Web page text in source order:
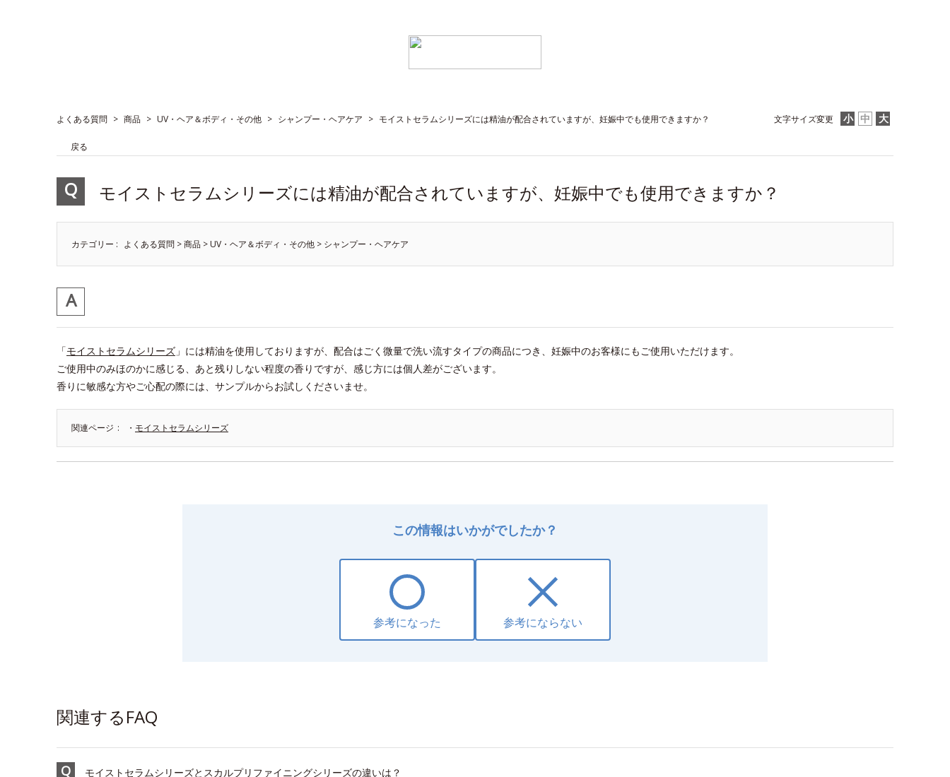
文字サイズ変更
よくある質問 > 商品 > UV・ヘア＆ボディ・その他 > シャンプー・ヘアケア > モイストセラムシリーズには精油が配合されていますが、妊娠中でも使用できますか？
戻る
モイストセラムシリーズには精油が配合されていますが、妊娠中でも使用できますか？
カテゴリー : よくある質問 >商品 > UV・ヘア＆ボディ・その他 > シャンプー・ヘアケア
「モイストセラムシリーズ 」には精油を使用しておりますが、配合はごく微量で洗い流すタイプの商品につき、妊娠中のお客様にもご使用いただけます。
ご使用中のみほのかに感じる、あと残りしない程度の香りですが、感じ方には個人差がございます。
香りに敏感な方やご心配の際には、サンプルからお試しくださいませ。
関連ページ ・ モイストセラムシリーズ
この情報はいかがでしたか？
参考になった 参考にならない
関連するFAQ
モイストセラムシリーズとスカルプリファイニングシリーズの違いは？